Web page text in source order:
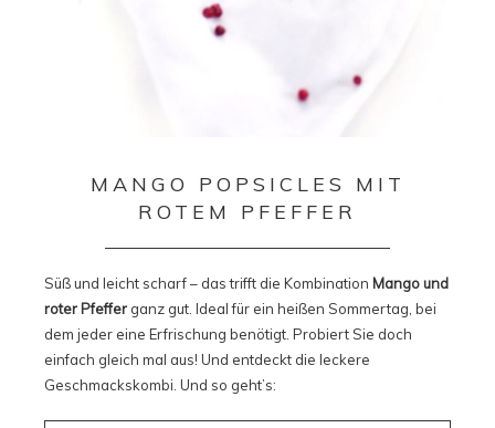
MANGO POPSICLES MIT
ROTEM PFEFFER
Süß und leicht scharf – das trifft die Kombination Mango und
roter Pfeffer ganz gut. Ideal für ein heißen Sommertag, bei
dem jeder eine Erfrischung benötigt. Probiert Sie doch
einfach gleich mal aus! Und entdeckt die leckere
Geschmackskombi. Und so geht’s: